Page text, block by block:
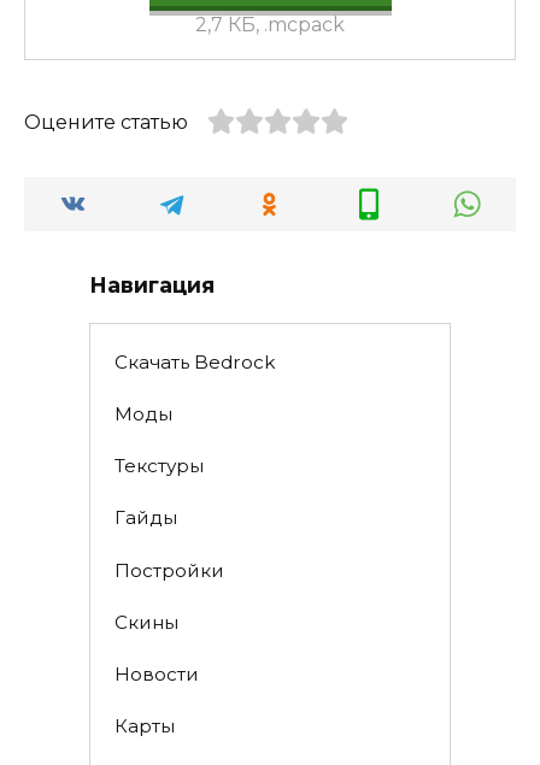
2,7 КБ, .mcpack
Оцените статью
Навигация
Скачать Bedrock
Моды
Текстуры
Гайды
Постройки
Скины
Новости
Карты